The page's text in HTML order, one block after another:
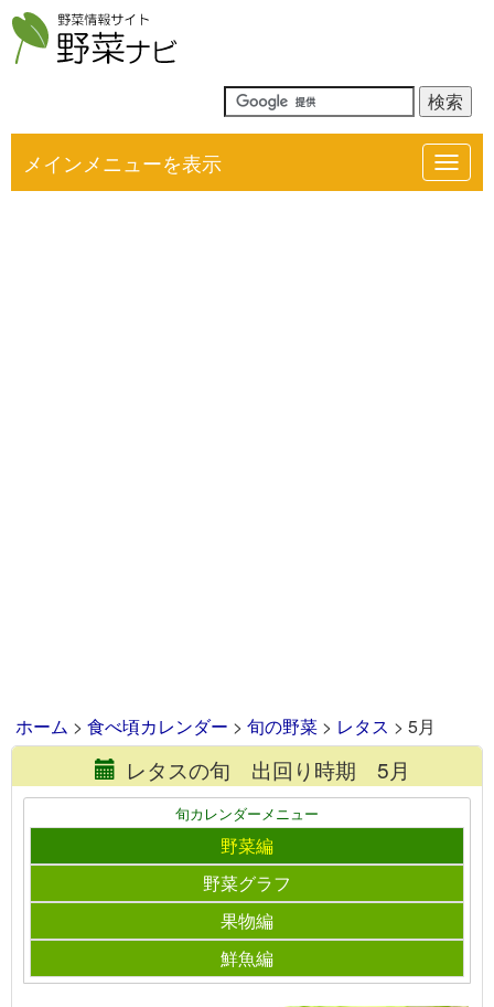
メインメニューを表示
ホーム > 食べ頃カレンダー > 旬の野菜 > レタス > 5月
レタスの旬 出回り時期 5月
旬カレンダーメニュー
野菜編
野菜グラフ
果物編
鮮魚編